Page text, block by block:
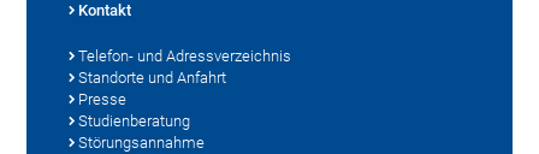
Kontakt
Telefon- und Adressverzeichnis
Standorte und Anfahrt
Presse
Studienberatung
Störungsannahme